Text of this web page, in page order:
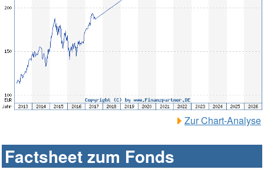
Zur Chart-Analyse
Factsheet zum Fonds